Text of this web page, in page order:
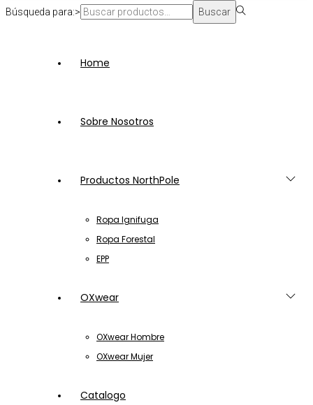
Búsqueda para:>
Buscar
Home
Sobre Nosotros
Productos NorthPole
Ropa Ignifuga
Ropa Forestal
EPP
OXwear
OXwear Hombre
OXwear Mujer
Catalogo